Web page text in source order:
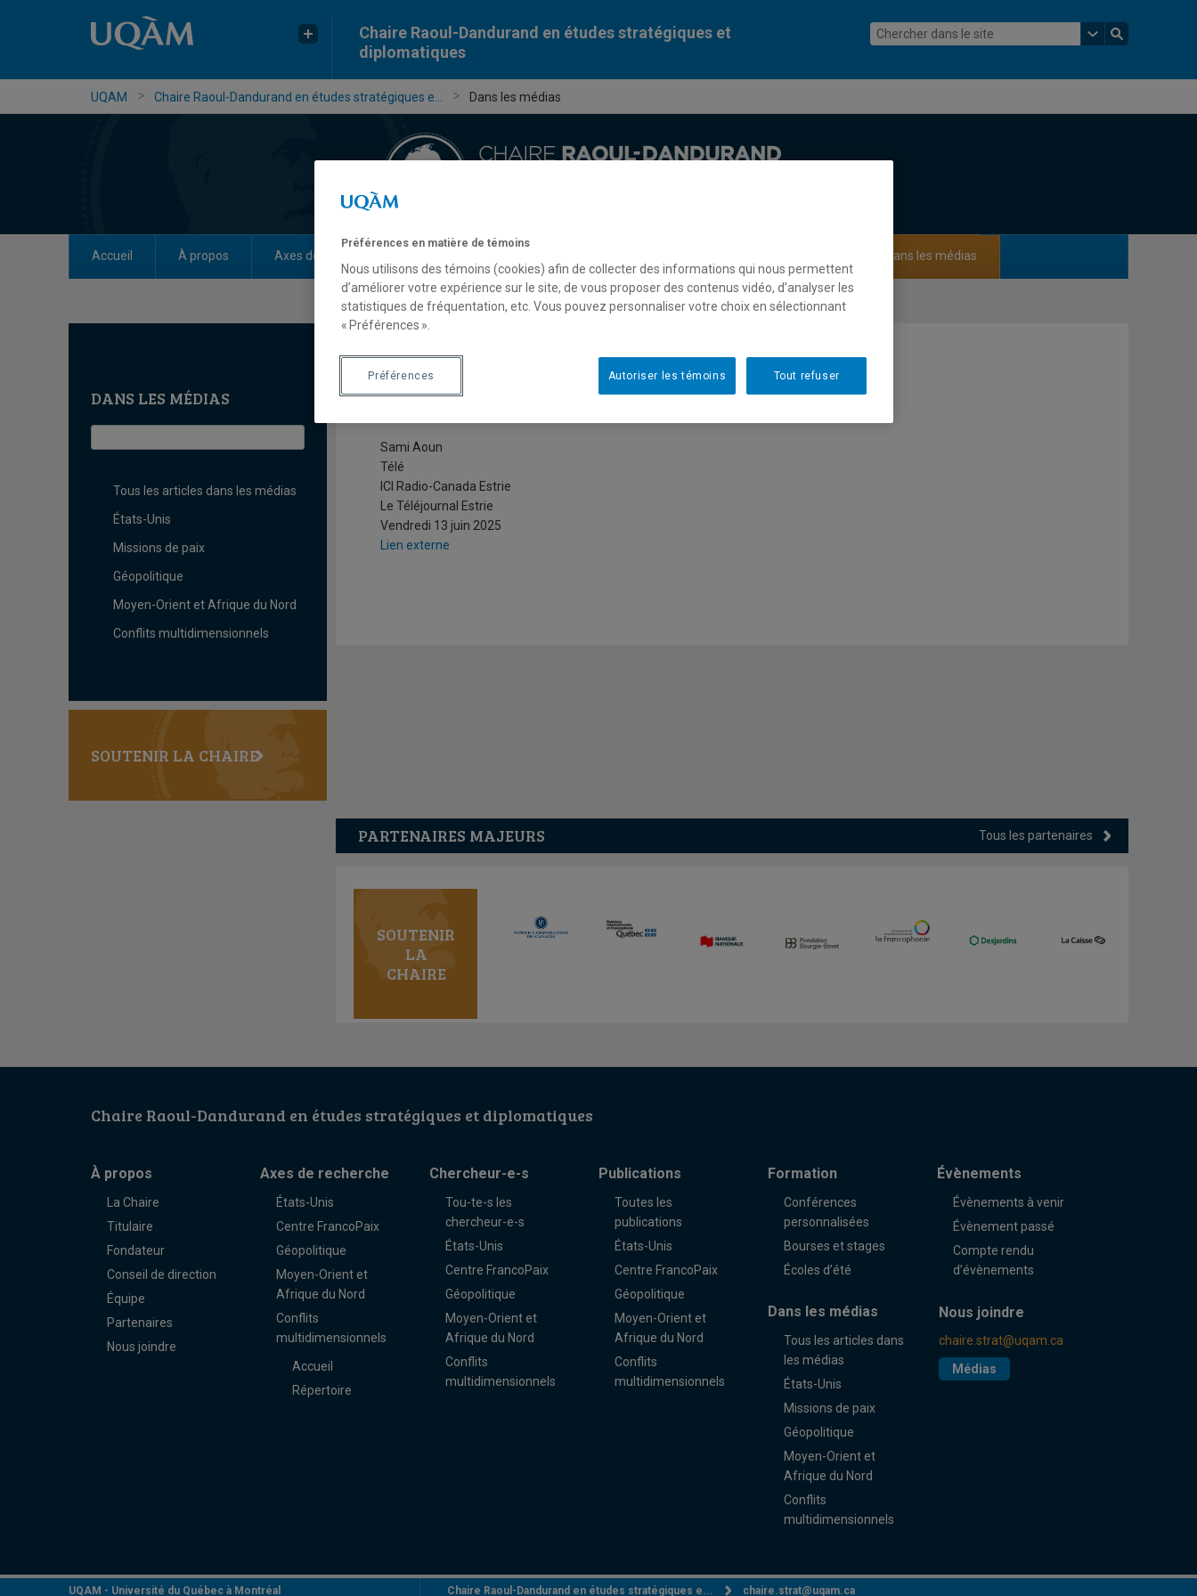
Chaire Raoul-Dandurand en études stratégiques et
diplomatiques
UQAM Chaire Raoul-Dandurand en études stratégiques e... Dans les médias
Accueil À propos Axes de recherche Dans les médias
DANS LES MÉDIAS
Tous les articles dans les médias
États-Unis
Missions de paix
Géopolitique
Moyen-Orient et Afrique du Nord
Conflits multidimensionnels
SOUTENIR LA CHAIRE
Conflit Iran-Israël
Sami Aoun
Télé
ICI Radio-Canada Estrie
Le Téléjournal Estrie
Vendredi 13 juin 2025
Lien externe
PARTENAIRES MAJEURS Tous les partenaires
SOUTENIR
LA
CHAIRE
Chaire Raoul-Dandurand en études stratégiques et diplomatiques
À propos
La Chaire
Titulaire
Fondateur
Conseil de direction
Équipe
Partenaires
Nous joindre
Axes de recherche
États-Unis
Centre FrancoPaix
Géopolitique
Moyen-Orient et
Afrique du Nord
Conflits
multidimensionnels
Accueil
Répertoire
Chercheur-e-s
Tou-te-s les
chercheur-e-s
États-Unis
Centre FrancoPaix
Géopolitique
Moyen-Orient et
Afrique du Nord
Conflits
multidimensionnels
Publications
Toutes les
publications
États-Unis
Centre FrancoPaix
Géopolitique
Moyen-Orient et
Afrique du Nord
Conflits
multidimensionnels
Formation
Conférences
personnalisées
Bourses et stages
Écoles d’été
Évènements
Évènements à venir
Évènement passé
Compte rendu
d’évènements
Dans les médias
Tous les articles dans
les médias
États-Unis
Missions de paix
Géopolitique
Moyen-Orient et
Afrique du Nord
Conflits
multidimensionnels
Nous joindre
chaire.strat@uqam.ca
Médias
UQAM - Université du Québec à Montréal Chaire Raoul-Dandurand en études stratégiques e... chaire.strat@uqam.ca
Préférences en matière de témoins
Nous utilisons des témoins (cookies) afin de collecter des informations qui nous permettent
d’améliorer votre expérience sur le site, de vous proposer des contenus vidéo, d’analyser les
statistiques de fréquentation, etc. Vous pouvez personnaliser votre choix en sélectionnant
« Préférences ».
Tout refuser
Autoriser les témoins
Préférences